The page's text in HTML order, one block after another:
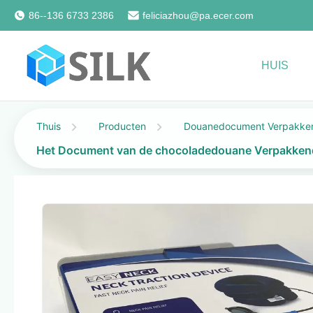
86--136 6733 2386 feliciazhou@pa.ecer.com
HUIS
Thuis Producten Douanedocument
Het Document van de chocoladedouane